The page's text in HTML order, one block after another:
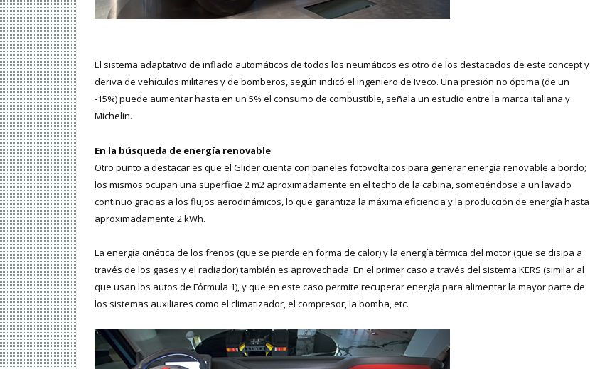
El sistema adaptativo de inflado automáticos de todos los neumáticos es otro de los destacados de este concept y
deriva de vehículos militares y de bomberos, según indicó el ingeniero de Iveco. Una presión no óptima (de un
-15%) puede aumentar hasta en un 5% el consumo de combustible, señala un estudio entre la marca italiana y
Michelin.
En la búsqueda de energía renovable
Otro punto a destacar es que el Glider cuenta con paneles fotovoltaicos para generar energía renovable a bordo;
los mismos ocupan una superficie 2 m2 aproximadamente en el techo de la cabina, sometiéndose a un lavado
continuo gracias a los flujos aerodinámicos, lo que garantiza la máxima eficiencia y la producción de energía hasta
aproximadamente 2 kWh.
La energía cinética de los frenos (que se pierde en forma de calor) y la energía térmica del motor (que se disipa a
través de los gases y el radiador) también es aprovechada. En el primer caso a través del sistema KERS (similar al
que usan los autos de Fórmula 1), y que en este caso permite recuperar energía para alimentar la mayor parte de
los sistemas auxiliares como el climatizador, el compresor, la bomba, etc.